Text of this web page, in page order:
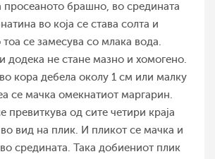
просеаното брашно, во средината
во која се става солта и
се замесува со млака вода.
додека не стане мазно и хомогено.
кора дебела околу 1 см или малку
се мачка омекнатиот маргарин.
превиткува од сите четири краја
вид на плик. И пликот се мачка и
средината. Така добиениот плик